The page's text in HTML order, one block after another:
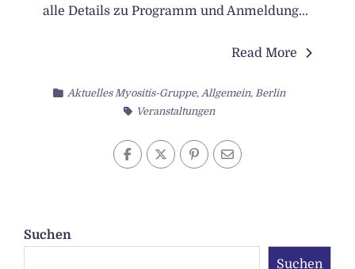
alle Details zu Programm und Anmeldung...
Read More
Aktuelles Myositis-Gruppe,Allgemein,Berlin
Veranstaltungen
Suchen
Suchen